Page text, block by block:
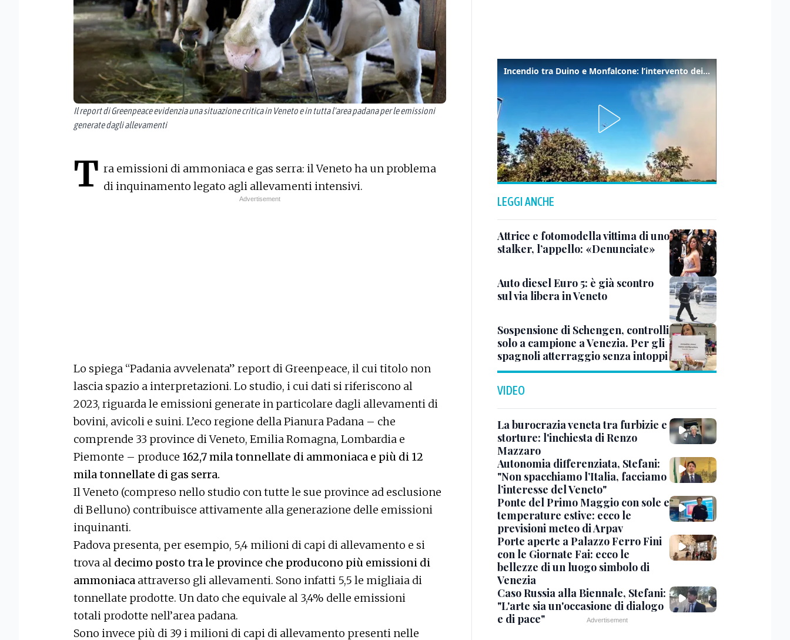
Il report di Greenpeace evidenzia una situazione critica in Veneto e in tutta l'area padana per le emissioni
generate dagli allevamenti
T ra emissioni di ammoniaca e gas serra: il Veneto ha un problema
di inquinamento legato agli allevamenti intensivi.
Lo spiega “Padania avvelenata” report di Greenpeace, il cui titolo non
lascia spazio a interpretazioni. Lo studio, i cui dati si riferiscono al
2023, riguarda le emissioni generate in particolare dagli allevamenti di
bovini, avicoli e suini. L’eco regione della Pianura Padana – che
comprende 33 province di Veneto, Emilia Romagna, Lombardia e
Piemonte – produce 162,7 mila tonnellate di ammoniaca e più di 12
mila tonnellate di gas serra.
Il Veneto (compreso nello studio con tutte le sue province ad esclusione
di Belluno) contribuisce attivamente alla generazione delle emissioni
inquinanti.
Padova presenta, per esempio, 5,4 milioni di capi di allevamento e si
trova al decimo posto tra le province che producono più emissioni di
ammoniaca attraverso gli allevamenti. Sono infatti 5,5 le migliaia di
tonnellate prodotte. Un dato che equivale al 3,4% delle emissioni
totali prodotte nell’area padana.
Sono invece più di 39 i milioni di capi di allevamento presenti nelle
Incendio tra Duino e Monfalcone: l’intervento dei vigili del fuoco
LEGGI ANCHE
Attrice e fotomodella vittima di uno
stalker, l’appello: «Denunciate»
Auto diesel Euro 5: è già scontro
sul via libera in Veneto
Sospensione di Schengen, controlli
solo a campione a Venezia. Per gli
spagnoli atterraggio senza intoppi
VIDEO
La burocrazia veneta tra furbizie e
storture: l'inchiesta di Renzo
Mazzaro
Autonomia differenziata, Stefani:
"Non spacchiamo l’Italia, facciamo
l’interesse del Veneto"
Ponte del Primo Maggio con sole e
temperature estive: ecco le
previsioni meteo di Arpav
Porte aperte a Palazzo Ferro Fini
con le Giornate Fai: ecco le
bellezze di un luogo simbolo di
Venezia
Caso Russia alla Biennale, Stefani:
"L'arte sia un'occasione di dialogo
e di pace"